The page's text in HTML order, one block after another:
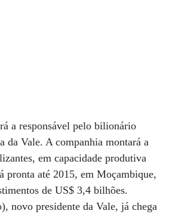
a responsável pelo bilionário
da Vale. A companhia montará a
em capacidade produtiva
pronta até 2015, em Moçambique,
de US$ 3,4 bilhões.
novo presidente da Vale, já chega